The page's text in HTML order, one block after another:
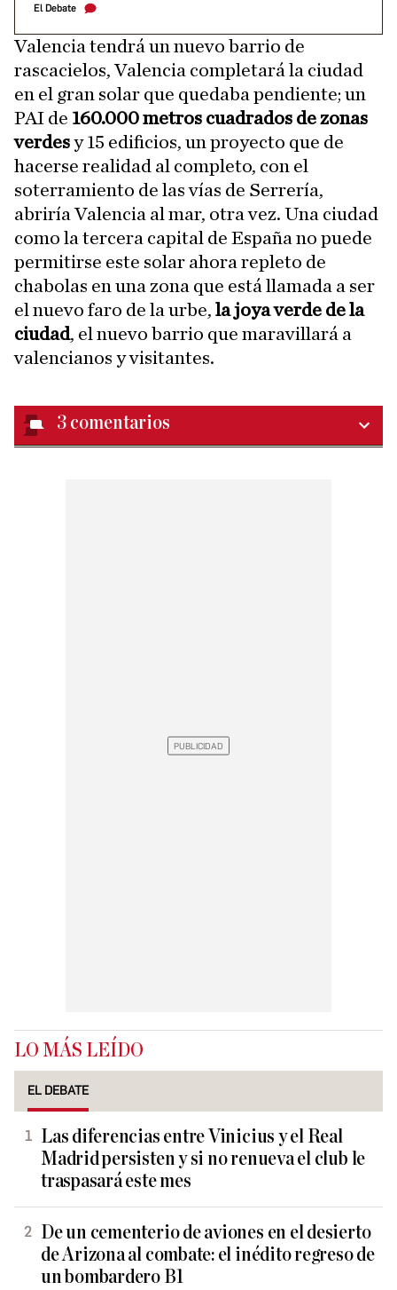
El Debate
Valencia tendrá un nuevo barrio de
rascacielos, Valencia completará la ciudad
en el gran solar que quedaba pendiente; un
PAI de 160.000 metros cuadrados de zonas
verdesy 15 edificios, un proyecto que de
hacerse realidad al completo, con el
soterramiento de las vías de Serrería,
abriría Valencia al mar, otra vez. Una ciudad
como la tercera capital de España no puede
permitirse este solar ahora repleto de
chabolas en una zona que está llamada a ser
el nuevo faro de la urbe, la joya verde de la
ciudad, el nuevo barrio que maravillará a
valencianos y visitantes.
3 comentarios
LO MÁS LEÍDO
EL DEBATE
Las diferencias entre Vinicius y el Real
Madrid persisten y si no renueva el club le
traspasará este mes
De un cementerio de aviones en el desierto
de Arizona al combate: el inédito regreso de
un bombardero B1